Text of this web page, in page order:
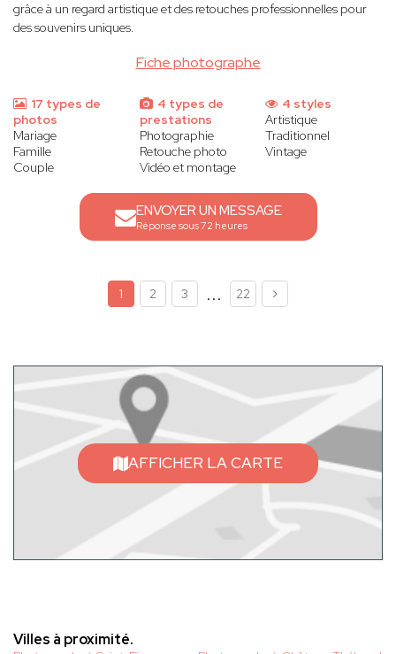
Fiche photographe
grâce à un regard artistique et des retouches professionnelles pour
des souvenirs uniques.
17 types de
photos
Mariage
Famille
Couple
4 types de
prestations
Photographie
Retouche photo
Vidéo et montage
4 styles
Artistique
Traditionnel
Vintage
ENVOYER UN MESSAGE
Réponse sous 72 heures
1 2 3 ... 22
AFFICHER LA CARTE
Villes à proximité.